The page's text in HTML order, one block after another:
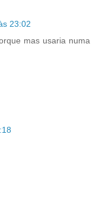
23:02
mas usaria numa